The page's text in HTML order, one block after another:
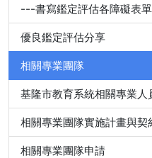
---書寫鑑定評估各障礙表
優良鑑定評估分享
相關專業團隊
基隆市教育系統相關專業人
相關專業團隊實施計畫與契
相關專業團隊申請